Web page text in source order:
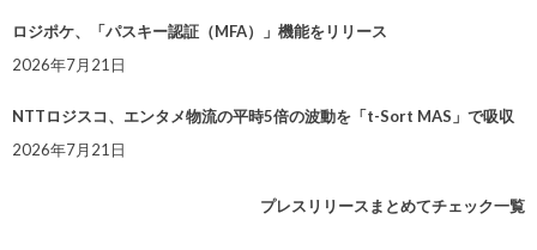
ロジポケ、「パスキー認証（MFA）」機能をリリース
2026年7月21日
NTTロジスコ、エンタメ物流の平時5倍の波動を「t-Sort MAS」で吸収
2026年7月21日
プレスリリースまとめてチェック一覧